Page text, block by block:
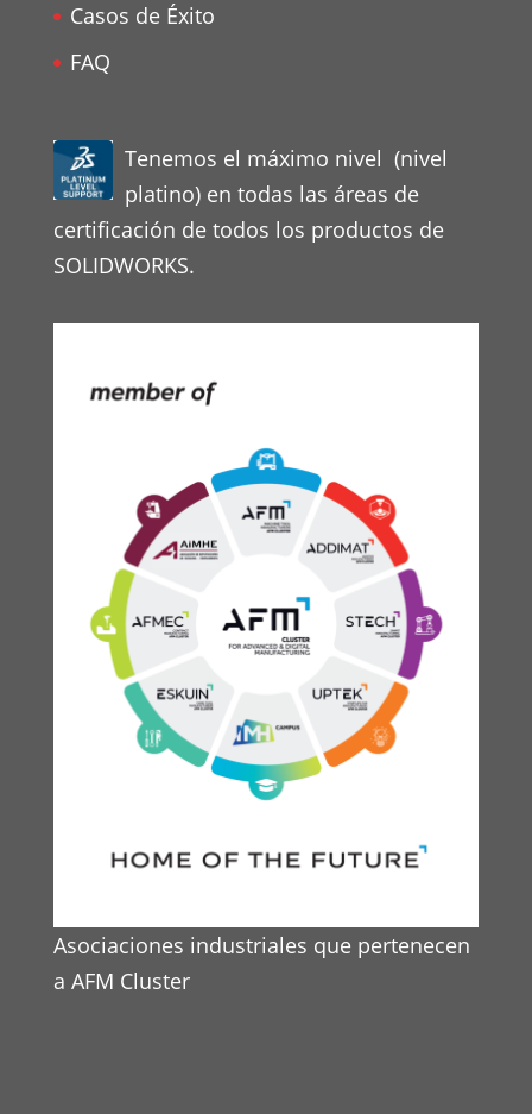
Casos de Éxito
FAQ
Tenemos el máximo nivel (nivel
platino) en todas las áreas de
certificación de todos los productos de
SOLIDWORKS.
Asociaciones industriales que pertenecen
a AFM Cluster